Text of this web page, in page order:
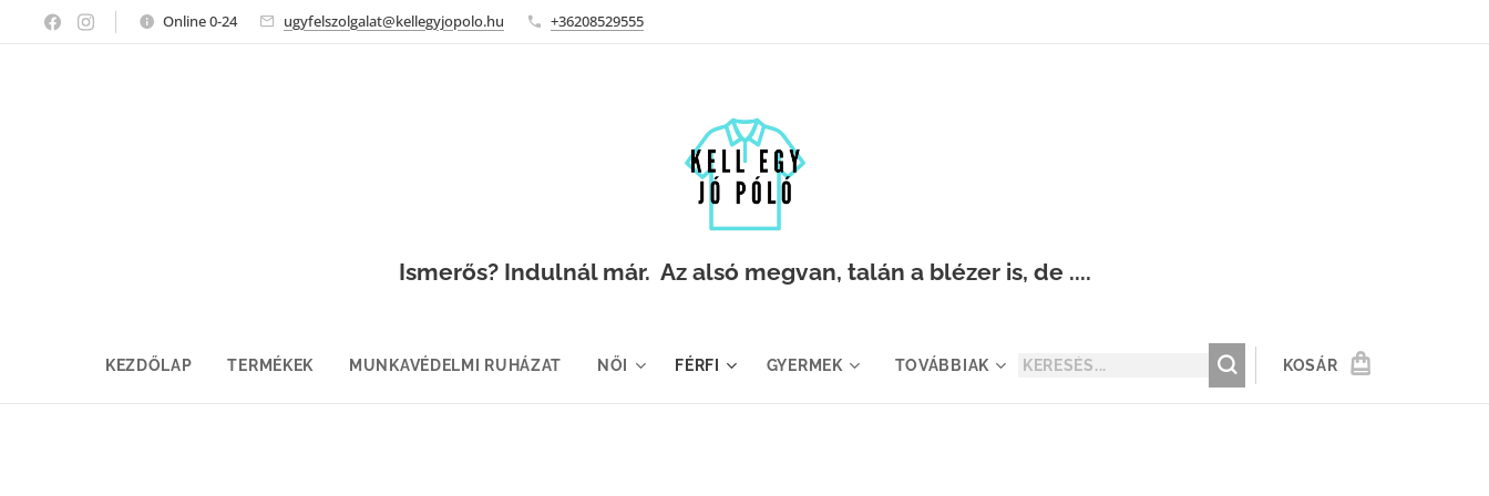
Online 0-24 ugyfelszolgalat@kellegyjopolo.hu +36208529555
Ismerős? Indulnál már. Az alsó megvan, talán a blézer is, de ....
KEZDŐLAP TERMÉKEK MUNKAVÉDELMI RUHÁZAT NŐI FÉRFI GYERMEK TOVÁBBIAK KOSÁR